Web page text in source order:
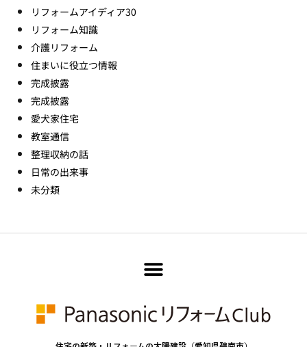
リフォームアイディア30
リフォーム知識
介護リフォーム
住まいに役立つ情報
完成披露
完成披露
愛犬家住宅
教室通信
整理収納の話
日常の出来事
未分類